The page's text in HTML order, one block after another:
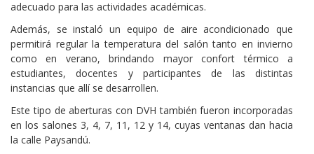
adecuado para las actividades académicas.
Además, se instaló un equipo de aire acondicionado que
permitirá regular la temperatura del salón tanto en invierno
como en verano, brindando mayor confort térmico a
estudiantes, docentes y participantes de las distintas
instancias que allí se desarrollen.
Este tipo de aberturas con DVH también fueron incorporadas
en los salones 3, 4, 7, 11, 12 y 14, cuyas ventanas dan hacia
la calle Paysandú.